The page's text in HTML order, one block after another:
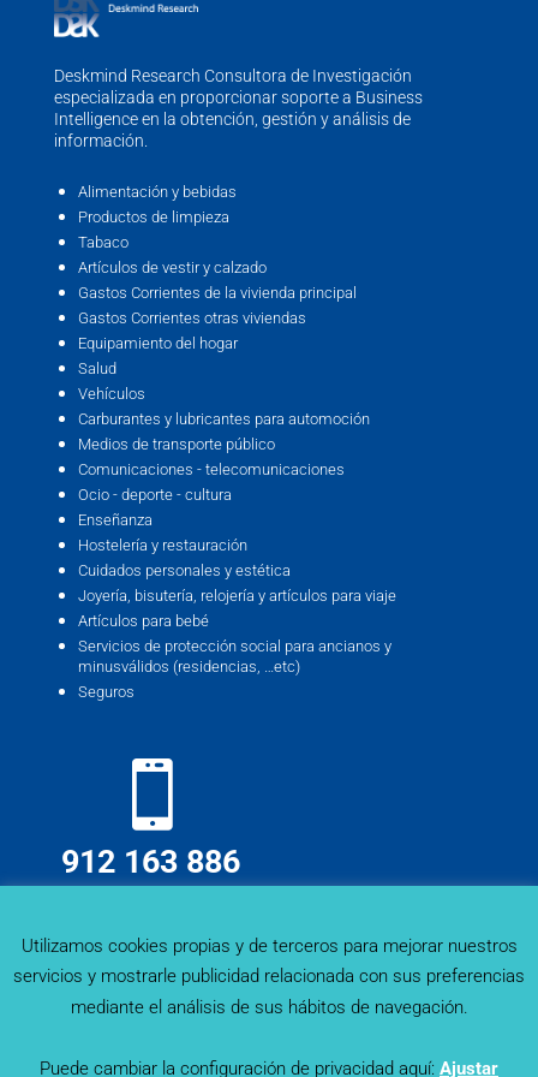
Deskmind Research Consultora de Investigación
especializada en proporcionar soporte a Business
Intelligence en la obtención, gestión y análisis de
información.
Alimentación y bebidas
Productos de limpieza
Tabaco
Artículos de vestir y calzado
Gastos Corrientes de la vivienda principal
Gastos Corrientes otras viviendas
Equipamiento del hogar
Salud
Vehículos
Carburantes y lubricantes para automoción
Medios de transporte público
Comunicaciones - telecomunicaciones
Ocio - deporte - cultura
Enseñanza
Hostelería y restauración
Cuidados personales y estética
Joyería, bisutería, relojería y artículos para viaje
Artículos para bebé
Servicios de protección social para ancianos y
minusválidos (residencias, …etc)
Seguros
912 163 886
Utilizamos cookies propias y de terceros para mejorar nuestros
servicios y mostrarle publicidad relacionada con sus preferencias
mediante el análisis de sus hábitos de navegación.
Puede cambiar la configuración de privacidad aquí: Ajustar